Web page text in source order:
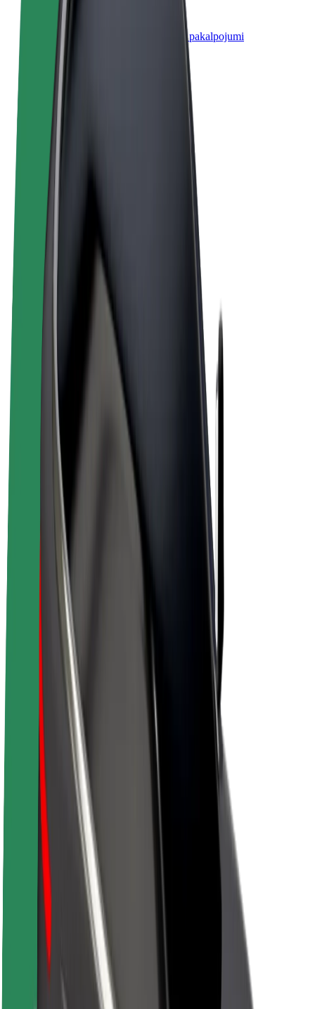
Bolt for Business
Tavam uzņēmumam pielāgoti Bolt pakalpojumi
Noteikumi un nosacījumi
Privātuma politika
Sīkdatnes
© 2026 Bolt Technology OÜ
Pakalpojumi
Braucieni
Skrejriteņi
Bolt Market
Bolt for Business
Gūsti ieņēmumus ar Bolt
Autovadītāji
Autovadītāja ieņēmumi
Kurjeri
Kurjerpartnera ieņēmumi
Bolt Food tirgotāji
Reģistrē autoparku
Franšīzes
Par uzņēmumu
Karjera
Par Bolt
Bolt ilgtspējība
Project Zero
Blogs
Ziņu telpa
Zīmola vadlīnijas
Misija
Attiecības ar investoriem
Vadība
Zīmols
Pilsētvides fonds